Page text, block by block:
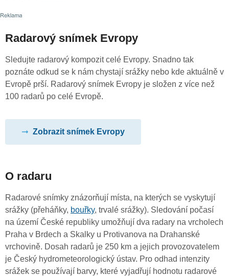
Radarový snímek Evropy
Sledujte radarový kompozit celé Evropy. Snadno tak
poznáte odkud se k nám chystají srážky nebo kde aktuálně v
Evropě prší. Radarový snímek Evropy je složen z více než
100 radarů po celé Evropě.
Zobrazit snímek Evropy
O radaru
Radarové snímky znázorňují místa, na kterých se vyskytují
srážky (přeháňky, bouřky, trvalé srážky). Sledování počasí
na území České republiky umožňují dva radary na vrcholech
Praha v Brdech a Skalky u Protivanova na Drahanské
vrchovině. Dosah radarů je 250 km a jejich provozovatelem
je Český hydrometeorologický ústav. Pro odhad intenzity
srážek se používají barvy, které vyjadřují hodnotu radarové